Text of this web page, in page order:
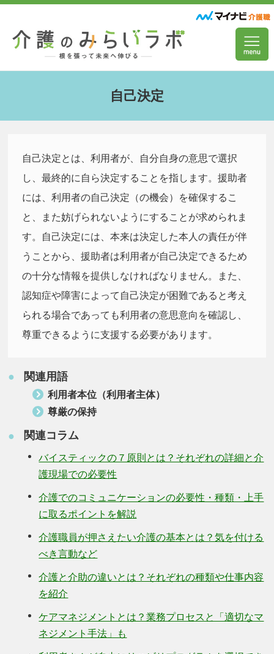
自己決定
自己決定とは、利用者が、自分自身の意思で選択
し、最終的に自ら決定することを指します。援助者
には、利用者の自己決定（の機会）を確保するこ
と、また妨げられないようにすることが求められま
す。自己決定には、本来は決定した本人の責任が伴
うことから、援助者は利用者が自己決定できるため
の十分な情報を提供しなければなりません。また、
認知症や障害によって自己決定が困難であると考え
られる場合であっても利用者の意思意向を確認し、
尊重できるように支援する必要があります。
● 関連用語
利用者本位（利用者主体）
尊厳の保持
● 関連コラム
バイスティックの７原則とは？それぞれの詳細と介
護現場での必要性
介護でのコミュニケーションの必要性・種類・上手
に取るポイントを解説
介護職員が押さえたい介護の基本とは？気を付ける
べき言動など
介護と介助の違いとは？それぞれの種類や仕事内容
を紹介
ケアマネジメントとは？業務プロセスと「適切なマ
ネジメント手法」も